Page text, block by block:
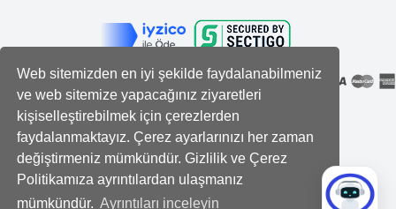
Web sitemizden en iyi şekilde faydalanabilmeniz
ve web sitemize yapacağınız ziyaretleri
kişiselleştirebilmek için çerezlerden
faydalanmaktayız. Çerez ayarlarınızı her zaman
değiştirmeniz mümkündür. Gizlilik ve Çerez
Politikamıza ayrıntılardan ulaşmanız
mümkündür. Ayrıntıları inceleyin